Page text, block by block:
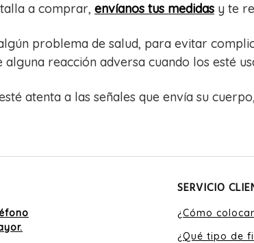
a comprar, envíanos tus medidas y te
problema de salud, para evitar
reacción adversa cuando los esté
atenta a las señales que envía su
SERVICIO
¿Cómo
¿Qué tipo de